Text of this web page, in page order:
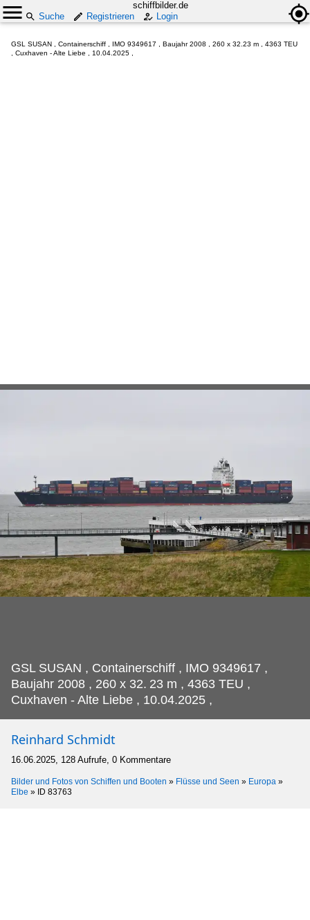
schiffbilder.de
Suche
Registrieren Login
GSL SUSAN , Containerschiff , IMO 9349617 , Baujahr 2008 , 260 x 32.23 m , 4363 TEU
, Cuxhaven - Alte Liebe , 10.04.2025 ,
GSL SUSAN , Containerschiff , IMO 9349617 ,
Baujahr 2008 , 260 x 32. 23 m , 4363 TEU ,
Cuxhaven - Alte Liebe , 10.04.2025 ,
Reinhard Schmidt
16.06.2025, 128 Aufrufe, 0 Kommentare
Bilder und Fotos von Schiffen und Booten » Flüsse und Seen » Europa »
Elbe » ID 83763